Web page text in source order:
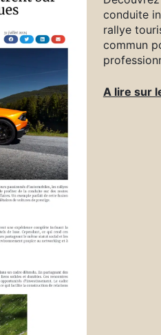
conduite
rallye
commun
A lire sur